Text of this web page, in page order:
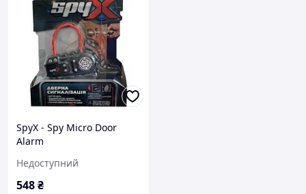
SpyX - Spy Micro Door
Alarm
Недоступний
548₴